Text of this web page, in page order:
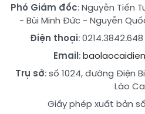
Phó Giám đốc:Nguyễn Tiến
- Bùi Minh Đức- Nguyễn
Điện thoại: 0214.3842.648
Email:
Trụ sở: số 1024, đường Điện
Lào
Giấy phép xuất bản